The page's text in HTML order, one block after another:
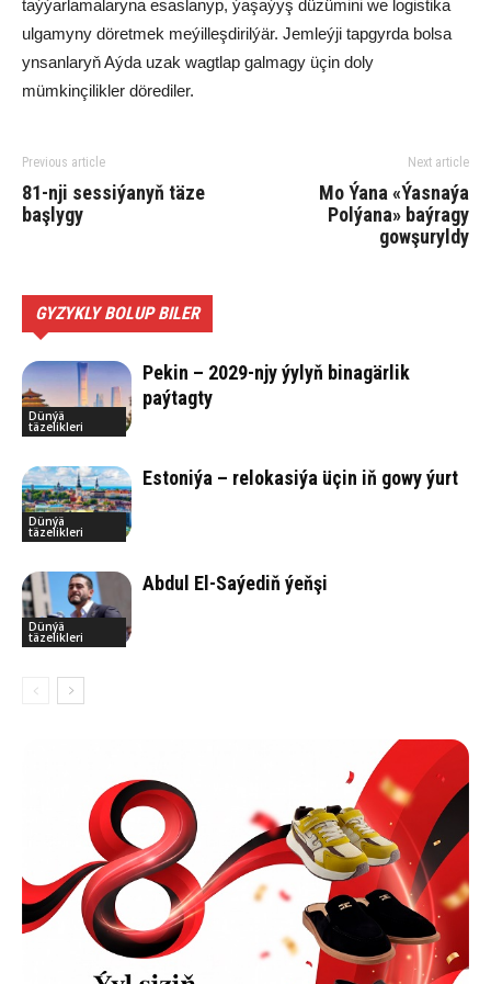
taýýarlamalaryna esaslanyp, ýaşaýyş düzümini we logistika
ulgamyny döretmek meýilleşdirilýär. Jemleýji tapgyrda bolsa
ynsanlaryň Aýda uzak wagtlap galmagy üçin doly
mümkinçilikler dörediler.
Previous article
81-nji sessiýanyň täze
başlygy
Next article
Mo Ýana «Ýasnaýa
Polýana» baýragy
gowşuryldy
GYZYKLY BOLUP BILER
Dünýä
täzelikleri
Pekin – 2029-njy ýylyň binagärlik
paýtagty
Dünýä
täzelikleri
Estoniýa – relokasiýa üçin iň gowy ýurt
Dünýä
täzelikleri
Abdul El-Saýediň ýeňşi